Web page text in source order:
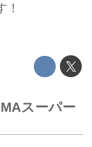
スーパー